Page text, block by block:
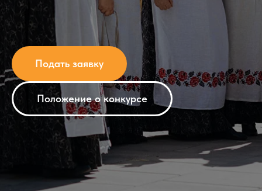
Подать заявку
Положение о конкурсе